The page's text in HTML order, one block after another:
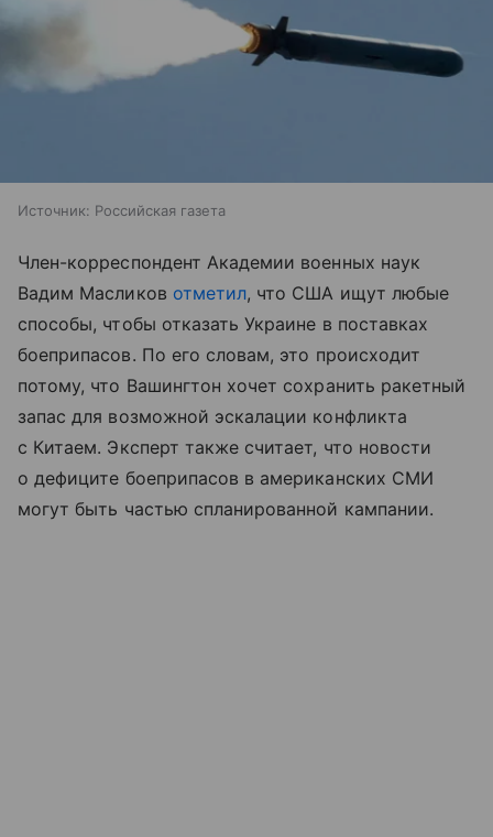
Источник: Российская газета
Член-корреспондент Академии военных наук
Вадим Масликов отметил, что США ищут любые
способы, чтобы отказать Украине в поставках
боеприпасов. По его словам, это происходит
потому, что Вашингтон хочет сохранить ракетный
запас для возможной эскалации конфликта
с Китаем. Эксперт также считает, что новости
о дефиците боеприпасов в американских СМИ
могут быть частью спланированной кампании.